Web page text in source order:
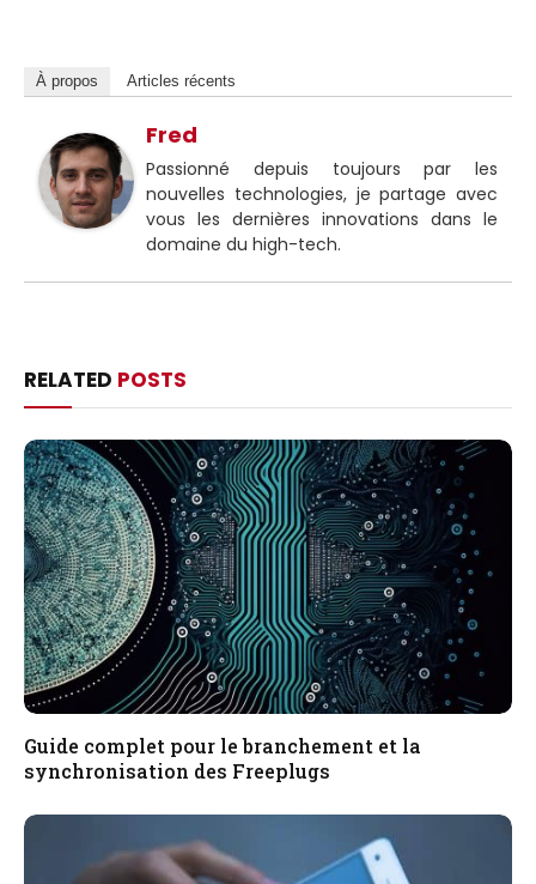
À propos Articles récents
Fred
Passionné depuis toujours par les
nouvelles technologies, je partage avec
vous les dernières innovations dans le
domaine du high-tech.
RELATED POSTS
Guide complet pour le branchement et la
synchronisation des Freeplugs